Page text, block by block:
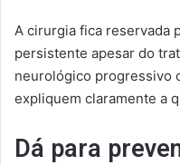
A cirurgia fica reservada
persistente apesar do
neurológico progressivo
expliquem claramente a
Dá para